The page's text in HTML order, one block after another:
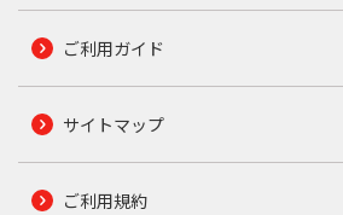
ご利用ガイド
サイトマップ
ご利用規約